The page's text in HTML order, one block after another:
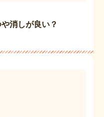
消しが良い？